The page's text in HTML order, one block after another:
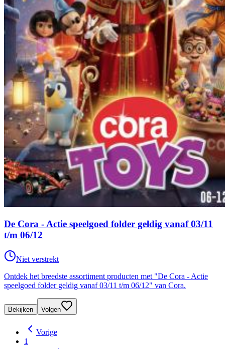
De Cora - Actie speelgoed folder geldig vanaf 03/11
t/m 06/12
Niet verstrekt
Ontdek het breedste assortiment producten met "De Cora - Actie
speelgoed folder geldig vanaf 03/11 t/m 06/12" van Cora.
Bekijken Volgen
Vorige
1